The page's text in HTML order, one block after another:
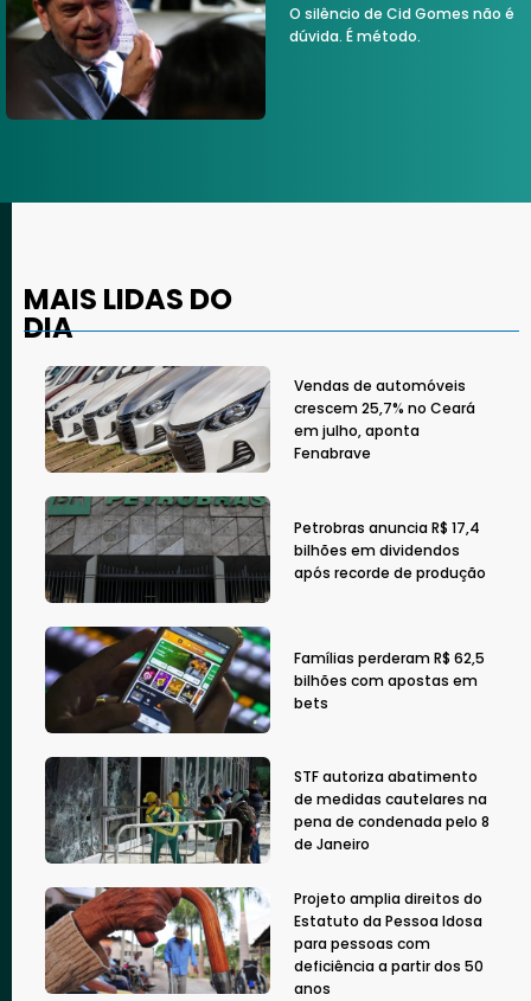
O silêncio de Cid Gomes não é
dúvida. É método.
MAIS LIDAS DO
DIA
Vendas de automóveis
crescem 25,7% no Ceará
em julho, aponta
Fenabrave
Petrobras anuncia R$ 17,4
bilhões em dividendos
após recorde de produção
Famílias perderam R$ 62,5
bilhões com apostas em
bets
STF autoriza abatimento
de medidas cautelares na
pena de condenada pelo 8
de Janeiro
Projeto amplia direitos do
Estatuto da Pessoa Idosa
para pessoas com
deficiência a partir dos 50
anos